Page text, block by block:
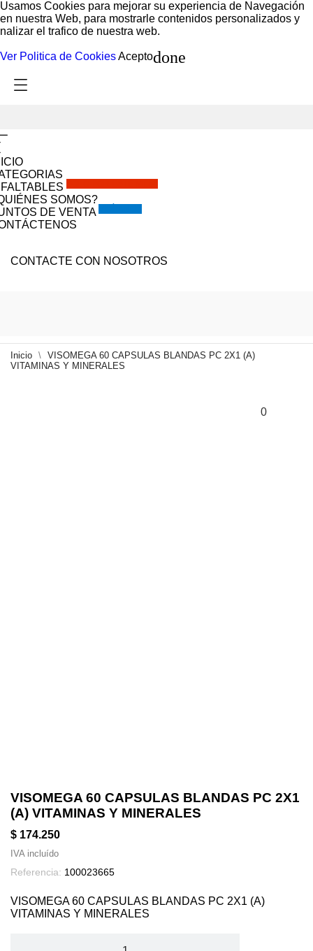
Usamos Cookies para mejorar su experiencia de Navegación
en nuestra Web, para mostrarle contenidos personalizados y
nalizar el trafico de nuestra web.
Ver Politica de CookiesAceptodone
SOMOS?
DE VENTA
CONTACTE CON NOSOTROS
Inicio
VISOMEGA 60 CAPSULAS BLANDAS PC 2X1 (A)
VITAMINAS Y MINERALES
0
VISOMEGA 60 CAPSULAS BLANDAS PC 2X1
(A) VITAMINAS Y MINERALES
$ 174.250
IVA incluído
Referencia: 100023665
VISOMEGA 60 CAPSULAS BLANDAS PC 2X1 (A)
VITAMINAS Y MINERALES